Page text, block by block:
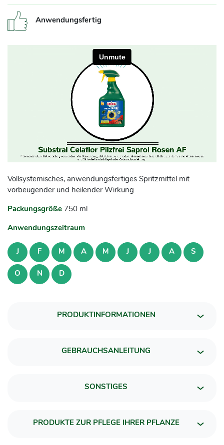
Anwendungsfertig
Vollsystemisches, anwendungsfertiges Spritzmittel mit
vorbeugender und heilender Wirkung
Packungsgröße 750 ml
Anwendungszeitraum
J F M A M J J A S
O N D
PRODUKTINFORMATIONEN
GEBRAUCHSANLEITUNG
SONSTIGES
PRODUKTE ZUR PFLEGE IHRER PFLANZE